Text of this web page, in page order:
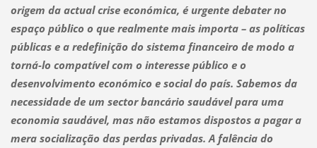
origem da actual crise económica, é urgente debater no
espaço público o que realmente mais importa – as políticas
públicas e a redefinição do sistema financeiro de modo a
torná-lo compatível com o interesse público e o
desenvolvimento económico e social do país. Sabemos da
necessidade de um sector bancário saudável para uma
economia saudável, mas não estamos dispostos a pagar a
mera socialização das perdas privadas. A falência do